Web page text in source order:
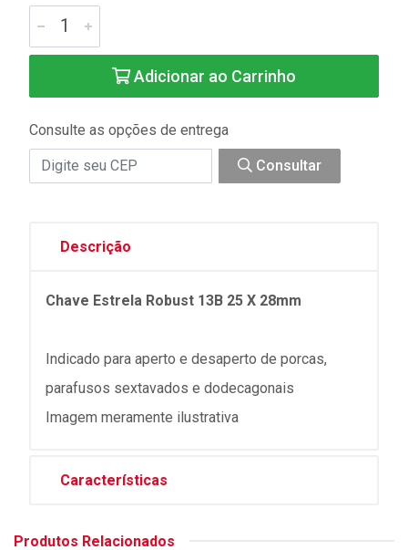
Adicionar ao Carrinho
Consulte as opções de entrega
Consultar
Descrição
Chave Estrela Robust 13B 25 X 28mm
Indicado para aperto e desaperto de porcas,
parafusos sextavados e dodecagonais
Imagem meramente ilustrativa
Características
Produtos Relacionados